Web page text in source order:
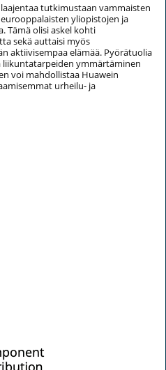
tutkimustaan vammaisten
yliopistojen ja
Tämä olisi askel kohti
sekä auttaisi myös
aktiivisempaa elämää. Pyörätuolia
ymmärtäminen
voi mahdollistaa Huawein
urheilu- ja